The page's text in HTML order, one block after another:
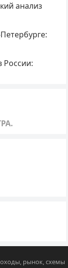
анализ
России:
рынок, схемы